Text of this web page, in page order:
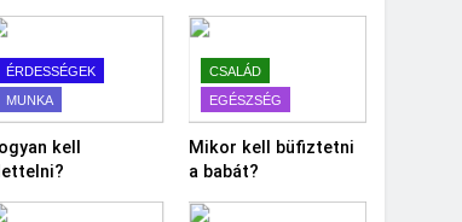
ÉRDESSÉGEK
MUNKA
kell
CSALÁD
EGÉSZSÉG
Mikor kell büfiztetni
a babát?